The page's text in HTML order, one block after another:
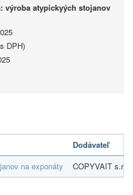
výroba atypickyých stojanov
DPH)
Dodávateľ
na exponáty COPYVAIT s.r.o.